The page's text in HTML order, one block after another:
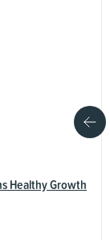
Healthy Growth